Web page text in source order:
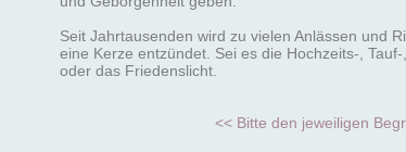
Seit Jahrtausenden wird zu vielen Anlässen und
eine Kerze entzündet. Sei es die Hochzeits-,
oder das Friedenslicht.
<< Bitte den jeweiligen